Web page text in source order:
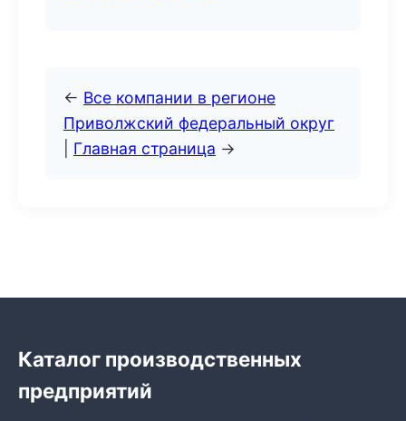
← Все компании в регионе
Приволжский федеральный округ
Главная страница →
Каталог производственных
предприятий